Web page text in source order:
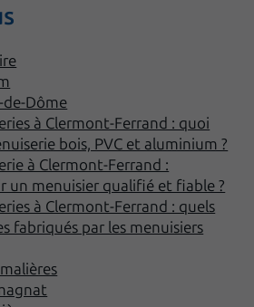
de-Dôme
à Clermont-Ferrand : quoi
bois, PVC et aluminium ?
à Clermont-Ferrand :
un menuisier qualifié et fiable ?
à Clermont-Ferrand : quels
fabriqués par les menuisiers